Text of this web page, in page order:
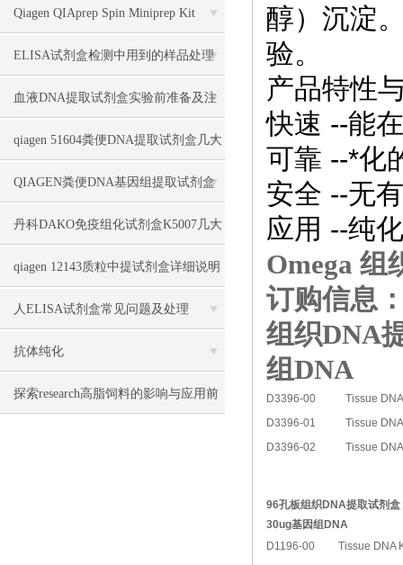
Qiagen QIAprep Spin Miniprep Kit
27106
ELISA试剂盒检测中用到的样品处理
方法
血液DNA提取试剂盒实验前准备及注
意事项说明
qiagen 51604粪便DNA提取试剂盒几大
优势
QIAGEN粪便DNA基因组提取试剂盒
51604几大特点
丹科DAKO免疫组化试剂盒K5007几大
特点
qiagen 12143质粒中提试剂盒详细说明
人ELISA试剂盒常见问题及处理
抗体纯化
探索research高脂饲料的影响与应用前
醇）沉淀
验。
产品特性
快速 --能
可靠 --*化
安全 --无
应用 --纯
Omega 组
订购信息
组织DNA
组DNA
D3396-00
Tissue
D3396-01
Tissue
D3396-02
Tissue
96孔板组织DNA提取试剂
30ug基因组DNA
D1196-00
Tissue DNA